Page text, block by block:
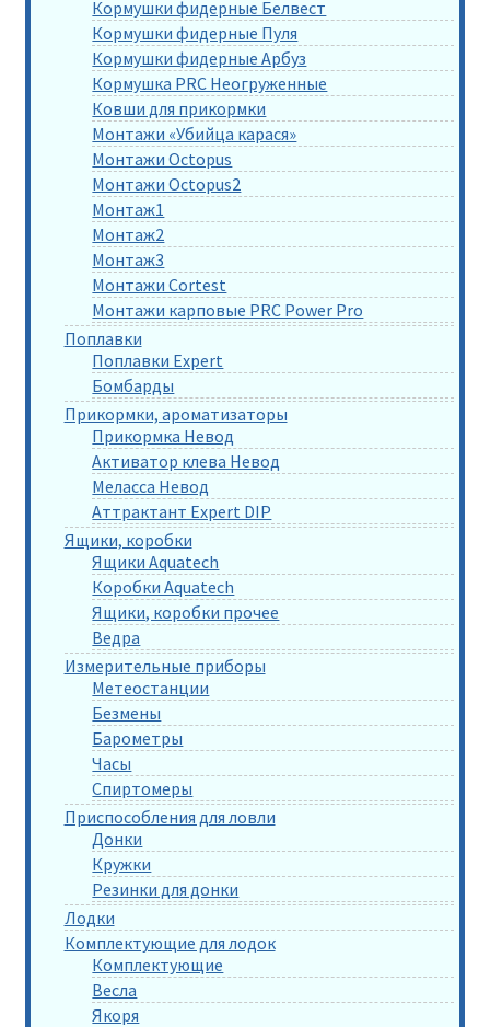
Кормушки фидерные Белвест
Кормушки фидерные Пуля
Кормушки фидерные Арбуз
Кормушка PRC Неогруженные
Ковши для прикормки
Монтажи «Убийца карася»
Монтажи Octopus
Монтажи Octopus2
Монтаж1
Монтаж2
Монтаж3
Монтажи Cortest
Монтажи карповые PRC Power Pro
Поплавки
Поплавки Expert
Бомбарды
Прикормки, ароматизаторы
Прикормка Невод
Активатор клева Невод
Меласса Невод
Аттрактант Expert DIP
Ящики, коробки
Ящики Aquatech
Коробки Aquatech
Ящики, коробки прочее
Ведра
Измерительные приборы
Метеостанции
Безмены
Барометры
Часы
Спиртомеры
Приспособления для ловли
Донки
Кружки
Резинки для донки
Лодки
Комплектующие для лодок
Комплектующие
Весла
Якоря